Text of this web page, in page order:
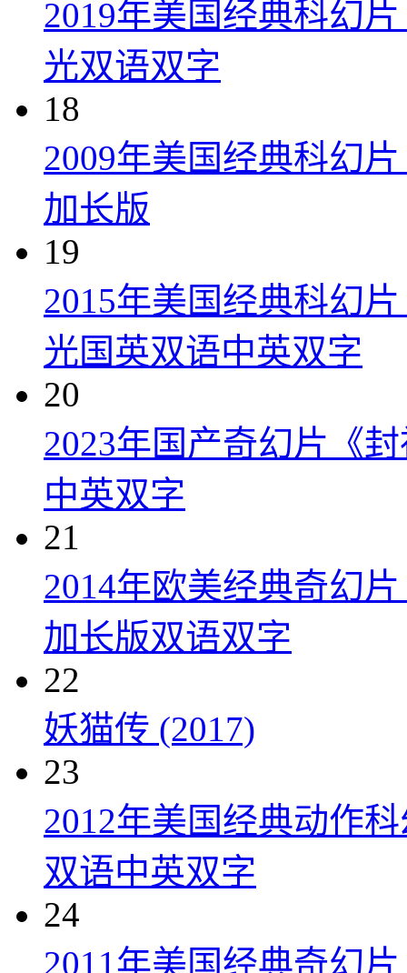
2019年美国经典科幻
光双语双字
18
2009年美国经典科幻
加长版
19
2015年美国经典科幻
光国英双语中英双字
20
2023年国产奇幻片《
中英双字
21
2014年欧美经典奇幻
加长版双语双字
22
妖猫传 (2017)
23
2012年美国经典动作
双语中英双字
24
2011年美国经典奇幻